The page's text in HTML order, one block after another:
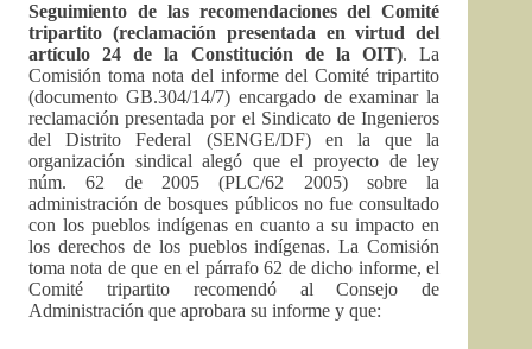
Seguimiento de las recomendaciones del Comité
tripartito (reclamación presentada en virtud del
artículo 24 de la Constitución de la OIT). La
Comisión toma nota del informe del Comité tripartito
(documento GB.304/14/7) encargado de examinar la
reclamación presentada por el Sindicato de Ingenieros
del Distrito Federal (SENGE/DF) en la que la
organización sindical alegó que el proyecto de ley
núm. 62 de 2005 (PLC/62 2005) sobre la
administración de bosques públicos no fue consultado
con los pueblos indígenas en cuanto a su impacto en
los derechos de los pueblos indígenas. La Comisión
toma nota de que en el párrafo 62 de dicho informe, el
Comité tripartito recomendó al Consejo de
Administración que aprobara su informe y que: